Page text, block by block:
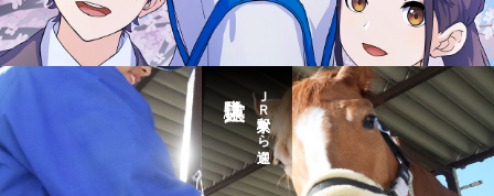
ＪＲ東京駅から送迎